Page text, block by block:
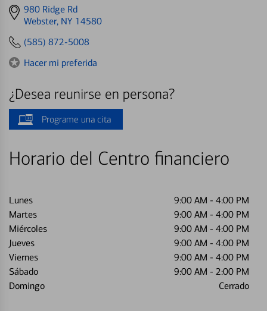
Get
directions
980 Ridge Rd
Webster, NY 14580
(585) 872-5008
Hacer mi preferida
¿Desea reunirse en persona?
Programe una cita
Horario del Centro financiero
Lunes 9:00 AM - 4:00 PM
Martes
9:00 AM - 4:00 PM
Miércoles
9:00 AM - 4:00 PM
Jueves
9:00 AM - 4:00 PM
Viernes
9:00 AM - 4:00 PM
Sábado
9:00 AM - 2:00 PM
Domingo
Cerrado